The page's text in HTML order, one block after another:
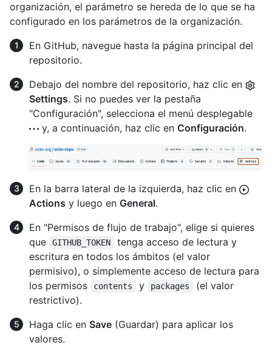
organización, el parámetro se hereda de lo que se ha
configurado en los parámetros de la organización.
En GitHub, navegue hasta la página principal del
repositorio.
Debajo del nombre del repositorio, haz clic en
Settings. Si no puedes ver la pestaña
"Configuración", selecciona el menú desplegable
y, a continuación, haz clic en Configuración.
En la barra lateral de la izquierda, haz clic en
Actions y luego en General.
En "Permisos de flujo de trabajo", elige si quieres
que
GITHUB_TOKEN
tenga acceso de lectura y
escritura en todos los ámbitos (el valor
permisivo), o simplemente acceso de lectura para
los permisos
contents y packages
(el valor
restrictivo).
Haga clic en Save (Guardar) para aplicar los
valores.